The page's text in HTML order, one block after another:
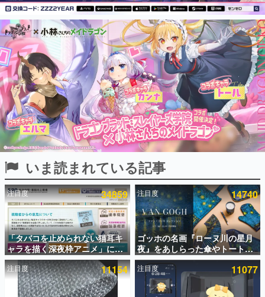
ピックアップ
電ファミのいま読まれている記事ランキング
アプリセール情報
インタビュー
連載・特集一覧
殿堂入り記事
SNS拡散数が数千以上！ ページビュー数万以上！ などな
ど。多くの人々に読まれた、電ファミ渾身の“殿堂入り”記
事をまとめました。
ゲームの企画書
名作ゲームクリエイターの方々に製作時のエピソードをお
聞きし、ヒットする企画（ゲーム）とは何か？を探ってい
きます。
赫本
この物語を解いてはいけない。『赫本』は、〈試験問題〉
の形をした短編ホラー小説集です。
いま読まれている記事
注目度 34859
「タバコを止められない猫耳キ
ャラを描く深夜枠アニメ」に視
聴者の一部から批判意見。違法
薬物の使用と思しき描写も含め
て、BPOが議論を交わす
注目度 14740
ゴッホの名画『ローヌ川の星月
夜』をあしらった傘やトートバ
ッグなどが登場。8月7日21時よ
り2日間限定で予約販売
注目度 11154 注目度 11077